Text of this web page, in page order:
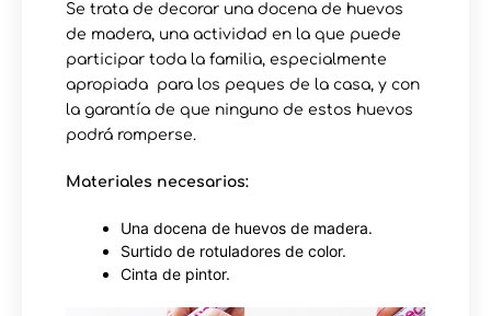
Se trata de decorar una docena de huevos
de madera, una actividad en la que puede
participar toda la familia, especialmente
apropiada para los peques de la casa, y con
la garantía de que ninguno de estos huevos
podrá romperse.
Materiales necesarios:
Una docena de huevos de madera.
Surtido de rotuladores de color.
Cinta de pintor.